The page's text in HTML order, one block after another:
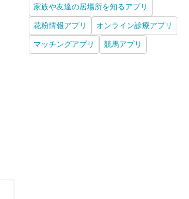
家族や友達の居場所を知るアプリ
花粉情報アプリ オンライン診療アプリ
マッチングアプリ 競馬アプリ